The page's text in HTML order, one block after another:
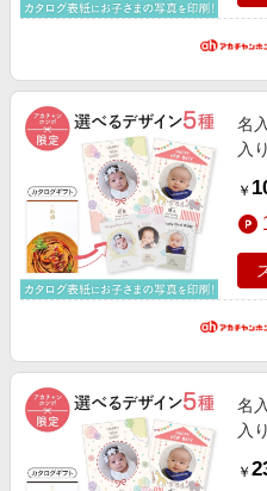
名
入
お
真
￥
名
入
お
￥